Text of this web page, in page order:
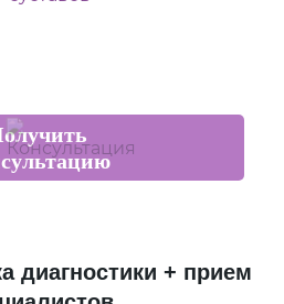
диагностики + прием